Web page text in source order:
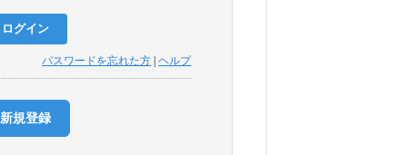
パスワードを忘れた方 |ヘルプ
新規登録